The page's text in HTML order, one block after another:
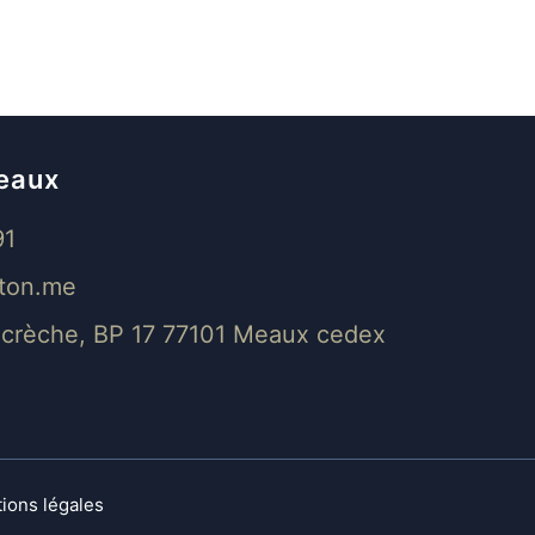
BP 17 77101 Meaux cedex
légales